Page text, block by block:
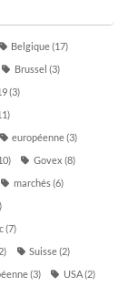
Belgique(17)
Brussel (3)
(3)
européenne(3)
Govex (8)
marchés(6)
(7)
Suisse(2)
(3) USA(2)